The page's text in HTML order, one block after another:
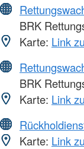
BRK
Karte: Link
BRK
Karte: Link
Karte: Link